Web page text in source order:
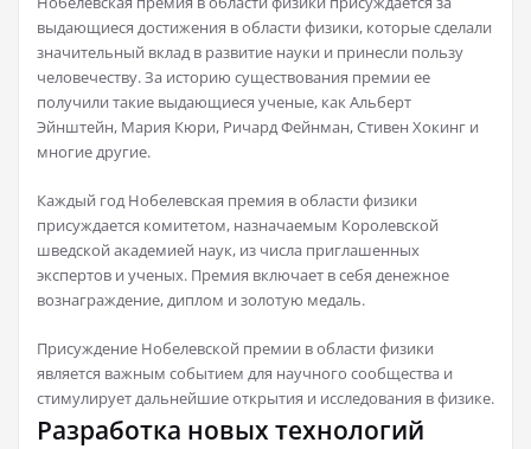
выдающиеся достижения в области физики, которые сделали
значительный вклад в развитие науки и принесли пользу
человечеству. За историю существования премии ее
получили такие выдающиеся ученые, как Альберт
Эйнштейн, Мария Кюри, Ричард Фейнман, Стивен Хокинг и
многие другие.
Каждый год Нобелевская премия в области физики
присуждается комитетом, назначаемым Королевской
шведской академией наук, из числа приглашенных
экспертов и ученых. Премия включает в себя денежное
вознаграждение, диплом и золотую медаль.
Присуждение Нобелевской премии в области физики
является важным событием для научного сообщества и
стимулирует дальнейшие открытия и исследования в физике.
Разработка новых технологий